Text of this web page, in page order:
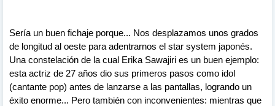
Sería un buen fichaje porque... Nos desplazamos unos grados
de longitud al oeste para adentrarnos el star system japonés.
Una constelación de la cual Erika Sawajiri es un buen ejemplo:
esta actriz de 27 años dio sus primeros pasos como idol
(cantante pop) antes de lanzarse a las pantallas, logrando un
éxito enorme... Pero también con inconvenientes: mientras que